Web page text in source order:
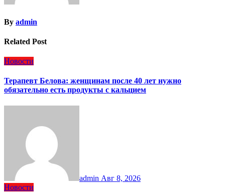
By admin
Related Post
Новости
Терапевт Белова: женщинам после 40 лет нужно
обязательно есть продукты с кальцием
admin Авг 8, 2026
Новости